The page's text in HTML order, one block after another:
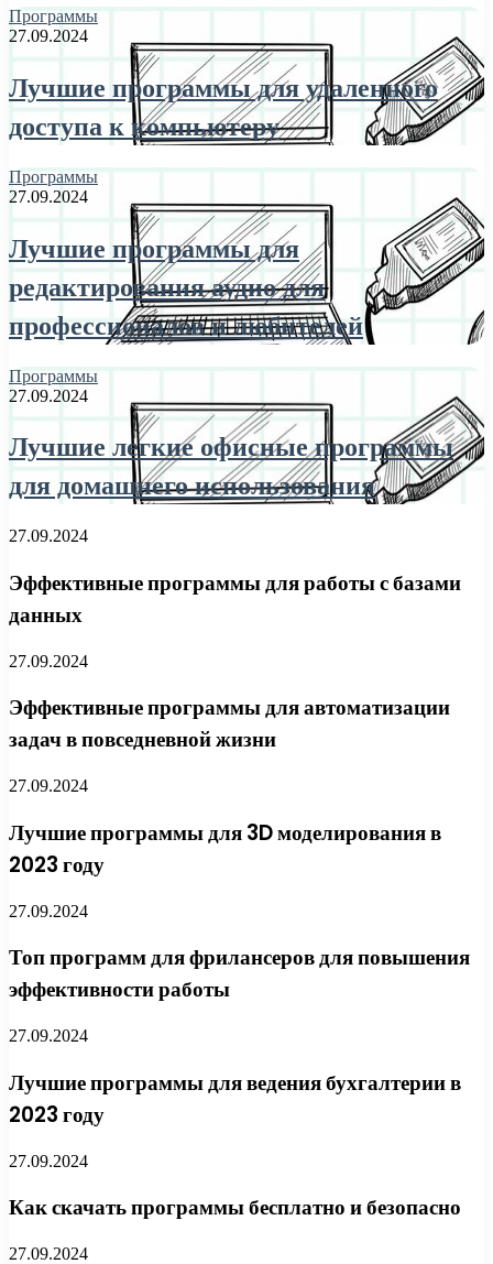
Программы
27.09.2024
Лучшие программы для удаленного
доступа к компьютеру
Программы
27.09.2024
Лучшие программы для
редактирования аудио для
профессионалов и любителей
Программы
27.09.2024
Лучшие легкие офисные программы
для домашнего использования
27.09.2024
Эффективные программы для работы с базами
данных
27.09.2024
Эффективные программы для автоматизации
задач в повседневной жизни
27.09.2024
Лучшие программы для 3D моделирования в
2023 году
27.09.2024
Топ программ для фрилансеров для повышения
эффективности работы
27.09.2024
Лучшие программы для ведения бухгалтерии в
2023 году
27.09.2024
Как скачать программы бесплатно и безопасно
27.09.2024